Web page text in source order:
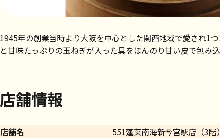
1945年の創業当時より大阪を中心とした関西地域で愛され1
と甘味たっぷりの玉ねぎが入った具をほんのり甘い皮で包み
店舗情報
店舗名
551蓬莱南海新今宮駅店（3階